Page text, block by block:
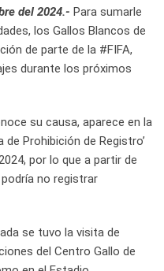
del 2024.- Para sumarle
los Gallos Blancos de
de parte de la #FIFA,
durante los próximos
su causa, aparece en la
de Prohibición de Registro’
por lo que a partir de
no registrar
se tuvo la visita de
del Centro Gallo de